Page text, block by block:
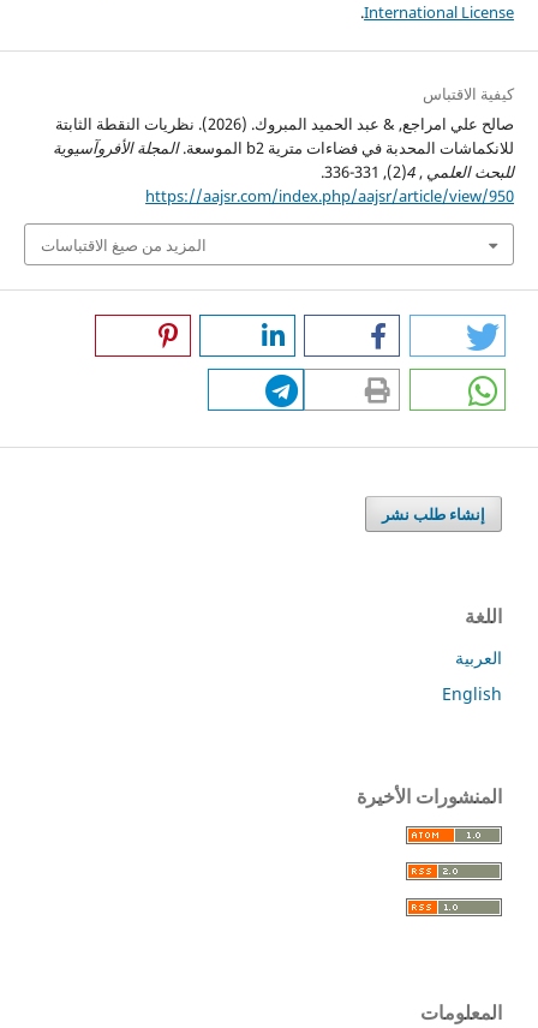
International License
.
كيفية الاقتباس
صالح علي امراجع, & عبد الحميد المبروك. (2026). نظريات النقطة الثابتة
للانكماشات المحدبة في فضاءات مترية b2 الموسعة.
المجلة الأفروآسيوية
للبحث العلمي ,
4
(2), 331-336.
https://aajsr.com/index.php/aajsr/article/view/950
المزيد من صيغ الاقتباسات
إنشاء طلب نشر
اللغة
العربية
English
المنشورات الأخيرة
المعلومات